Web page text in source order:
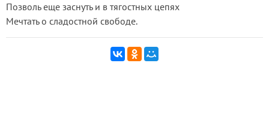
Позволь еще заснуть и в тягостных цепях
Мечтать о сладостной свободе.